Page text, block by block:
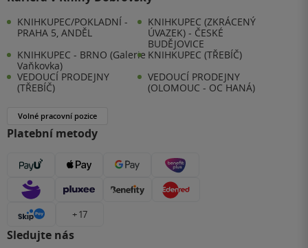
KNIHKUPEC/POKLADNÍ -
PRAHA 5, ANDĚL
KNIHKUPEC (ZKRÁCENÝ
ÚVAZEK) - ČESKÉ
BUDĚJOVICE
KNIHKUPEC - BRNO (Galerie
Vaňkovka)
KNIHKUPEC (TŘEBÍČ)
VEDOUCÍ PRODEJNY
(TŘEBÍČ)
VEDOUCÍ PRODEJNY
(OLOMOUC - OC HANÁ)
Volné pracovní pozice
Platební metody
+ 17
Sledujte nás